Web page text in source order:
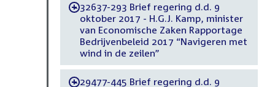
-32637-293 Brief regering d.d. 9
oktober 2017 - H.G.J. Kamp, minister
van Economische Zaken Rapportage
Bedrijvenbeleid 2017 “Navigeren met
wind in de zeilen”
-29477-445 Brief regering d.d. 9